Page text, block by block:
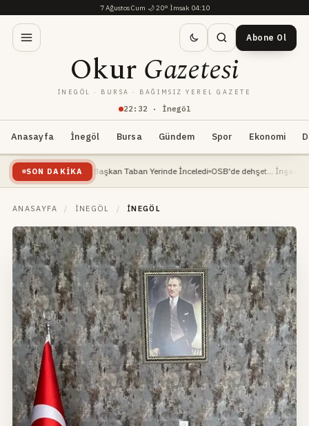
7 Ağustos Cum·🌙20°·İmsak 04:10
22 : 32 · İnegöl
OkurGazetesi
İNEGÖL · BURSA · BAĞIMSIZ YEREL GAZETE
Abone Ol
Anasayfa İnegöl Bursa Gündem Spor Ekonomi
SON DAKIKA
Ediyor: Başkan Taban Yerinde İnceledi OSB'de dehşet... İnşaat mühendisi
ANASAYFA / İNEGÖL / İNEGÖL